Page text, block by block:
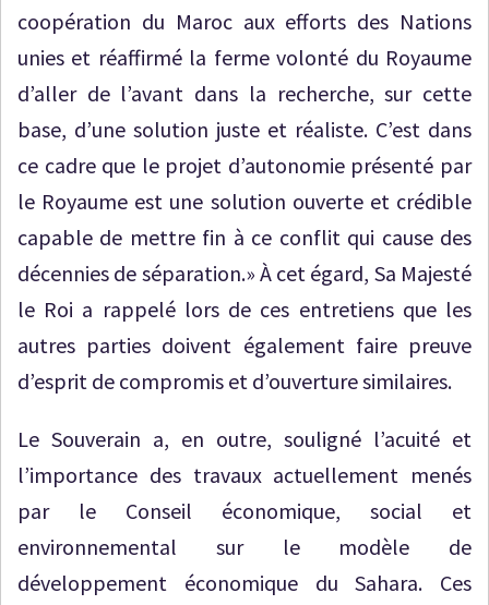
coopération du Maroc aux efforts des Nations
unies et réaffirmé la ferme volonté du Royaume
d’aller de l’avant dans la recherche, sur cette
base, d’une solution juste et réaliste. C’est dans
ce cadre que le projet d’autonomie présenté par
le Royaume est une solution ouverte et crédible
capable de mettre fin à ce conflit qui cause des
décennies de séparation.» À cet égard, Sa Majesté
le Roi a rappelé lors de ces entretiens que les
autres parties doivent également faire preuve
d’esprit de compromis et d’ouverture similaires.
Le Souverain a, en outre, souligné l’acuité et
l’importance des travaux actuellement menés
par le Conseil économique, social et
environnemental sur le modèle de
développement économique du Sahara. Ces